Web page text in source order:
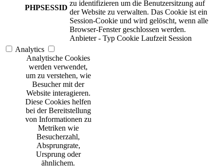
PHPSESSID
zu identifizieren um die Benutzersitzung auf
der Website zu verwalten. Das Cookie ist ein
Session-Cookie und wird gelöscht, wenn alle
Browser-Fenster geschlossen werden.
Anbieter - Typ Cookie Laufzeit Session
Analytics
Analytische Cookies
werden verwendet,
um zu verstehen, wie
Besucher mit der
Website interagieren.
Diese Cookies helfen
bei der Bereitstellung
von Informationen zu
Metriken wie
Besucherzahl,
Absprungrate,
Ursprung oder
ähnlichem.